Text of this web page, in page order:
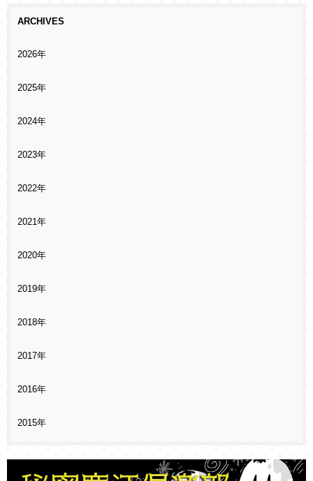
ARCHIVES
2026年
2025年
2024年
2023年
2022年
2021年
2020年
2019年
2018年
2017年
2016年
2015年